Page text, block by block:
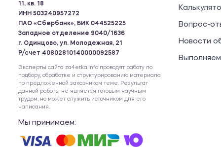
11, кв. 18
ИНН 503240957272
ПАО «Сбербанк», БИК 044525225
Западное отделение 9040/1636
г. Одинцово, ул. Молодежная, 21
Р/счет 40802810140000092587
Эксперты сайта za4etka.info проводят работу по
подбору, обработке и структурированию материала
по предложенной заказчиком теме. Результат
данной работы не является готовым научным
трудом, но может служить источником для его
написания.
Мы принимаем:
Вопрос-
Новости